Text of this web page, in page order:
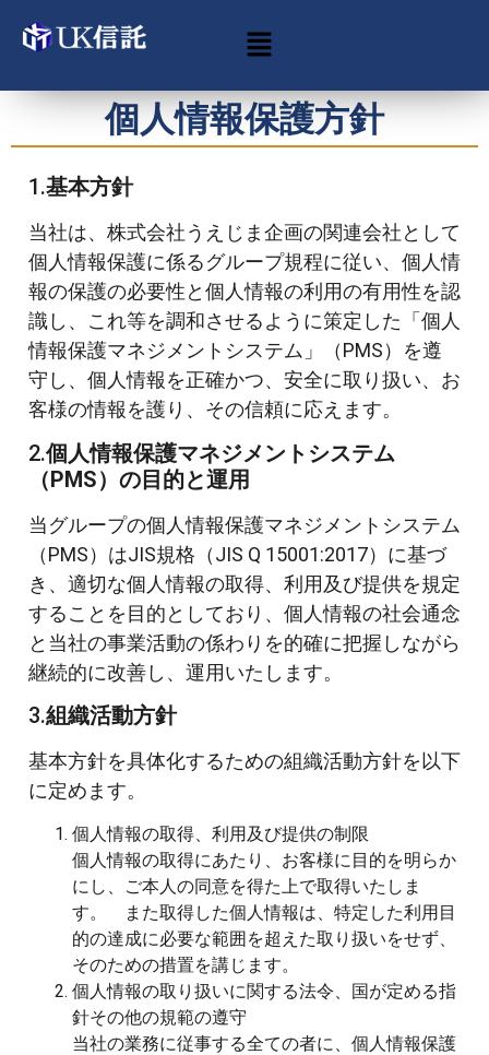
個人情報保護方針
1.基本方針
当社は、株式会社うえじま企画の関連会社として
個人情報保護に係るグループ規程に従い、個人情
報の保護の必要性と個人情報の利用の有用性を認
識し、これ等を調和させるように策定した「個人
情報保護マネジメントシステム」（PMS）を遵
守し、個人情報を正確かつ、安全に取り扱い、お
客様の情報を護り、その信頼に応えます。
2.個人情報保護マネジメントシステム
（PMS）の目的と運用
当グループの個人情報保護マネジメントシステム
（PMS）はJIS規格（JIS Q 15001:2017）に基づ
き、適切な個人情報の取得、利用及び提供を規定
することを目的としており、個人情報の社会通念
と当社の事業活動の係わりを的確に把握しながら
継続的に改善し、運用いたします。
3.組織活動方針
基本方針を具体化するための組織活動方針を以下
に定めます。
個人情報の取得、利用及び提供の制限
個人情報の取得にあたり、お客様に目的を明らか
にし、ご本人の同意を得た上で取得いたしま
す。 また取得した個人情報は、特定した利用目
的の達成に必要な範囲を超えた取り扱いをせず、
そのための措置を講じます。
個人情報の取り扱いに関する法令、国が定める指
針その他の規範の遵守
当社の業務に従事する全ての者に、個人情報保護